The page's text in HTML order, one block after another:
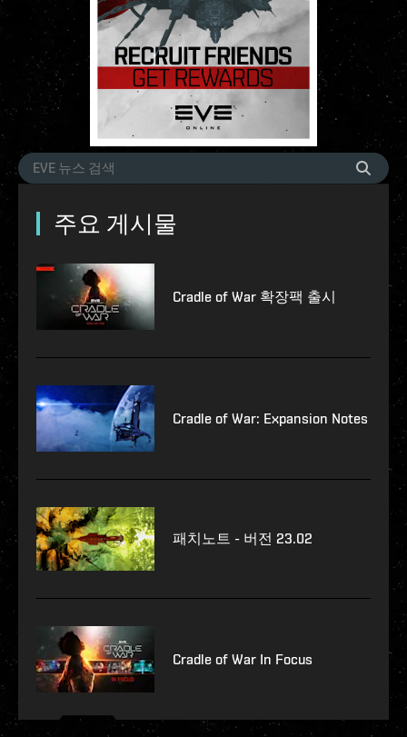
주요 게시물
Cradle of War 확장팩 출시
Cradle of War: Expansion Notes
패치노트 - 버전 23.02
Cradle of War In Focus